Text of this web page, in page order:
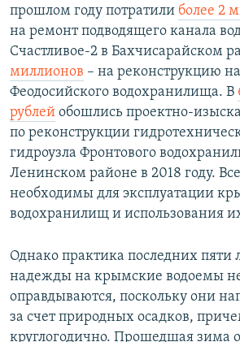
прошлом году потратили более 2
на ремонт подводящего канала
Счастливое-2 в Бахчисарайском
миллионов – на реконструкцию
Феодосийского водохранилища. В
рублей обошлись проектно-
по реконструкции
гидроузла Фронтового
Ленинском районе в 2018 году.
необходимы для эксплуатации
водохранилищ и использования
Однако практика последних пяти
надежды на крымские водоемы не
оправдываются, поскольку они
за счет природных осадков,
круглогодично. Прошедшая зима